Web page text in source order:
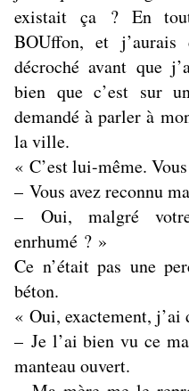
existait ça ? En
BOUffon, et
décroché avant que
bien que c’est sur
demandé à parler à
la ville.
« C’est lui-même.
– Vous avez reconnu
– Oui, malgré
enrhumé ? »
Ce n’était pas une
béton.
« Oui, exactement,
– Je l’ai bien vu ce
manteau ouvert.